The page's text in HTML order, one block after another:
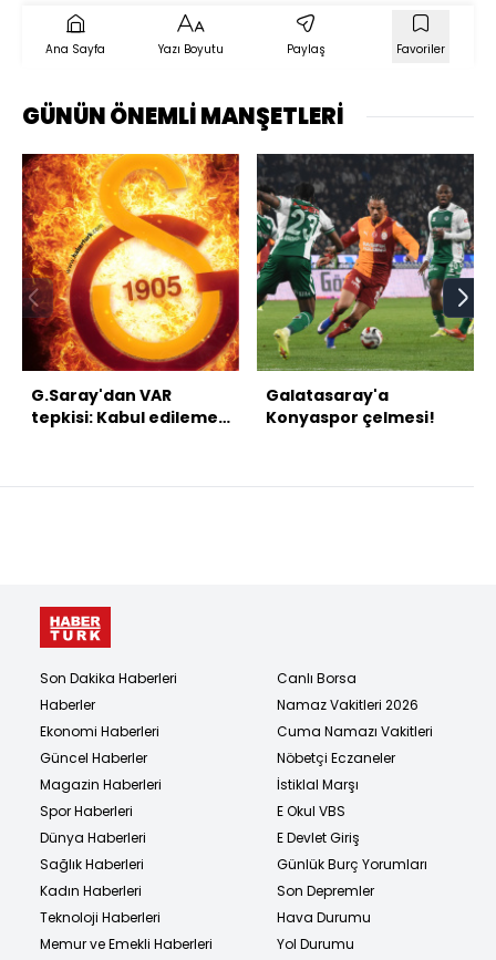
Ana Sayfa Yazı Boyutu Paylaş Favoriler
GÜNÜN ÖNEMLİ MANŞETLERİ
G.Saray'dan VAR
tepkisi: Kabul edilemez
Galatasaray'a
Konyaspor çelmesi!
Son Dakika Haberleri
Haberler
Ekonomi Haberleri
Güncel Haberler
Magazin Haberleri
Spor Haberleri
Dünya Haberleri
Sağlık Haberleri
Kadın Haberleri
Teknoloji Haberleri
Memur ve Emekli Haberleri
Canlı Borsa
Namaz Vakitleri 2026
Cuma Namazı Vakitleri
Nöbetçi Eczaneler
İstiklal Marşı
E Okul VBS
E Devlet Giriş
Günlük Burç Yorumları
Son Depremler
Hava Durumu
Yol Durumu